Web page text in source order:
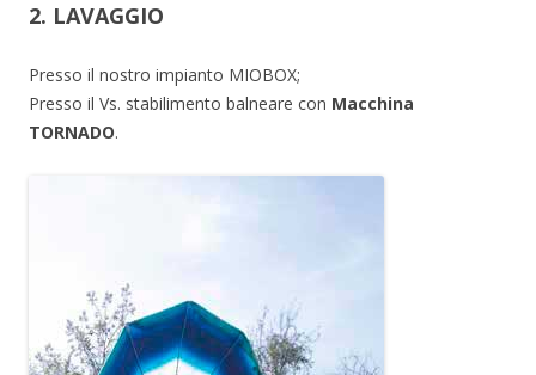
2. LAVAGGIO
Presso il nostro impianto MIOBOX;
Presso il Vs. stabilimento balneare con Macchina
TORNADO.